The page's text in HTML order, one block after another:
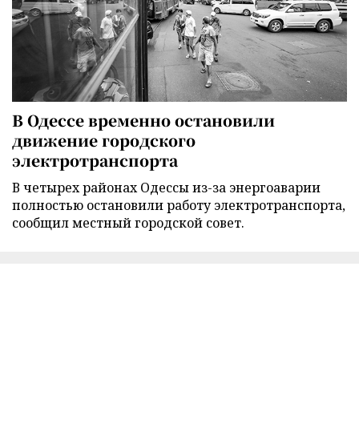
В Одессе временно остановили
движение городского
электротранспорта
В четырех районах Одессы из-за энергоаварии
полностью остановили работу электротранспорта,
сообщил местный городской совет.